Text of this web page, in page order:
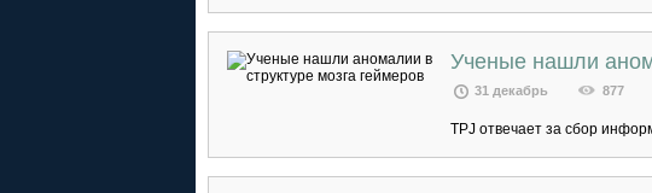
Ученые нашли
31 декабрь 877
TPJ отвечает за сбор